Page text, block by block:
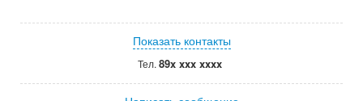
Показать контакты
Тел. 89x xxx xxxx